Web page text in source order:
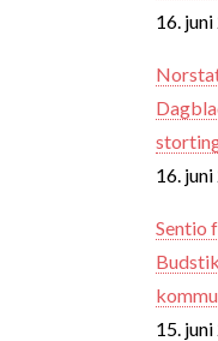
16.
16.
Sentio
15.